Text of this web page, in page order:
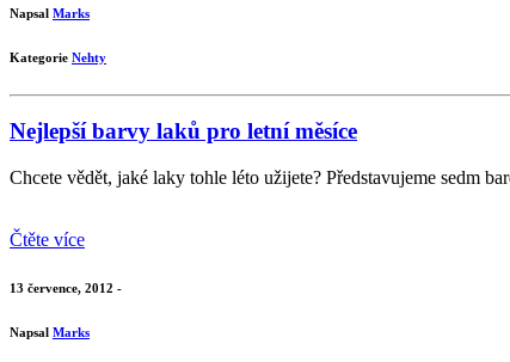
Napsal Marks
Kategorie Nehty
Nejlepší barvy laků pro letní měsíce
Chcete vědět, jaké laky tohle léto užijete? Představujeme sedm
Čtěte více
13 července, 2012 -
Napsal Marks